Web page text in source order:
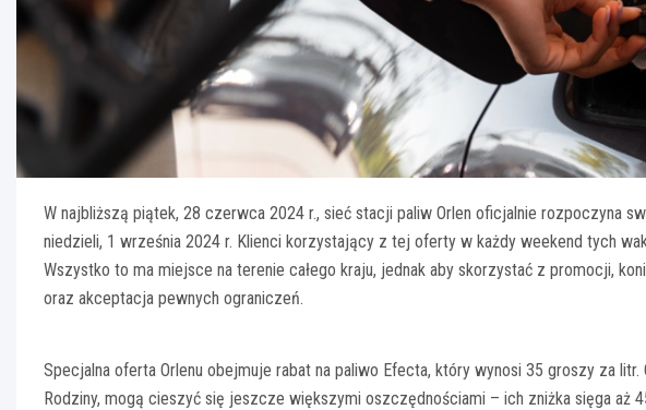
W najbliższą piątek, 28 czerwca 2024 r., sieć stacji paliw Orlen oficjalnie rozpoczyna
niedzieli, 1 września 2024 r. Klienci korzystający z tej oferty w każdy weekend tych
Wszystko to ma miejsce na terenie całego kraju, jednak aby skorzystać z promocji,
oraz akceptacja pewnych ograniczeń.
Specjalna oferta Orlenu obejmuje rabat na paliwo Efecta, który wynosi 35 groszy za
Rodziny, mogą cieszyć się jeszcze większymi oszczędnościami – ich zniżka sięga aż